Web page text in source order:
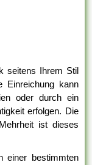
seitens Ihrem Stil
Einreichung kann
oder durch ein
erfolgen. Die
ist dieses
einer bestimmten